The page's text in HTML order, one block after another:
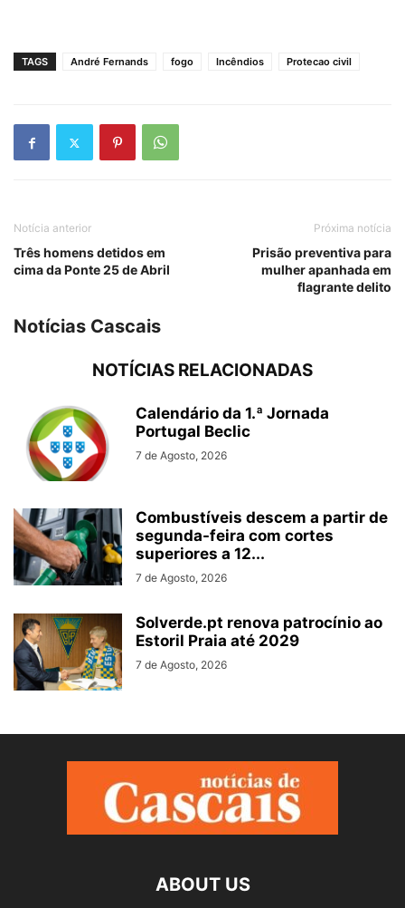
TAGS André Fernands fogo Incêndios Protecao civil
Notícia anterior
Três homens detidos em
cima da Ponte 25 de Abril
Próxima notícia
Prisão preventiva para
mulher apanhada em
flagrante delito
Notícias Cascais
NOTÍCIAS RELACIONADAS
Calendário da 1.ª Jornada
Portugal Beclic
7 de Agosto, 2026
Combustíveis descem a partir de
segunda-feira com cortes
superiores a 12...
7 de Agosto, 2026
Solverde.pt renova patrocínio ao
Estoril Praia até 2029
7 de Agosto, 2026
ABOUT US